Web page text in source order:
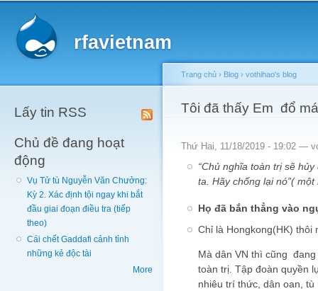
rfavietnam
Lấy tin RSS
Chủ đề đang hoạt
động
Vụ Tử tù Nguyễn Văn Chưởng:
Kỳ 2. Xác định tội ngay khi bắt
đầu giai đoạn điều tra (tiếp
theo)
Cái chết Gaddafi cảnh tỉnh
những kẻ độc tài
More
You are here
Trang chủ › Blog › vothihao's blog
Tôi đã thấy Em đổ
Thứ Hai, 11/18/2019 - 19:02 —
“Chủ nghĩa toàn trị sẽ
ta. Hãy chống lại nó”(
Họ đã bắn thẳng vào
Chỉ là Hongkong(HK) thôi
Mà dân VN thì cũng
toàn trị. Tập đoàn quyền
nhiêu trí thức, dân oan,